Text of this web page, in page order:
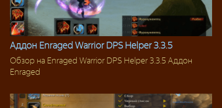
Аддоны 3.3.5
Аддон Enraged Warrior DPS Helper 3.3.5
Обзор на Enraged Warrior DPS Helper 3.3.5 Аддон
Enraged